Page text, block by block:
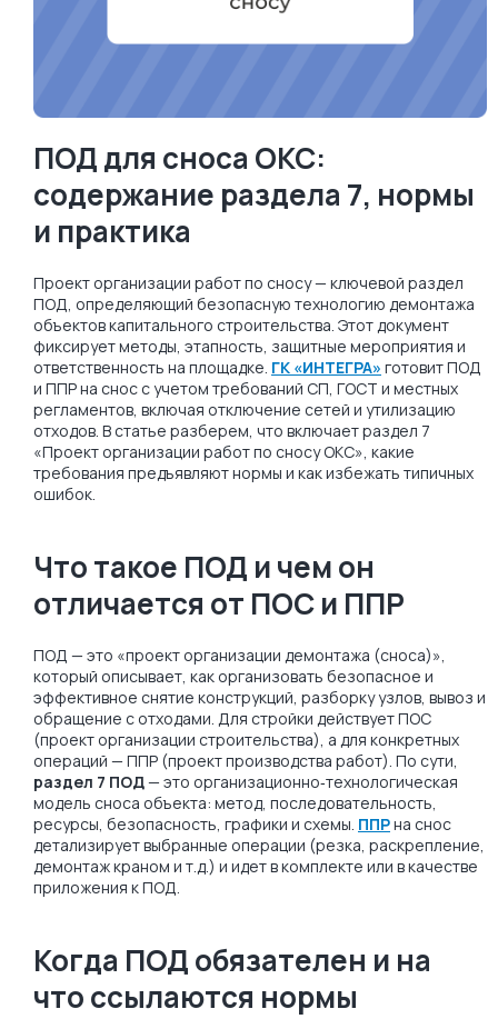
ПОД для сноса ОКС:
содержание раздела 7, нормы
и практика
Проект организации работ по сносу — ключевой раздел
ПОД, определяющий безопасную технологию демонтажа
объектов капитального строительства. Этот документ
фиксирует методы, этапность, защитные мероприятия и
ответственность на площадке. ГК «ИНТЕГРА» готовит ПОД
и ППР на снос с учетом требований СП, ГОСТ и местных
регламентов, включая отключение сетей и утилизацию
отходов. В статье разберем, что включает раздел 7
«Проект организации работ по сносу ОКС», какие
требования предъявляют нормы и как избежать типичных
ошибок.
Что такое ПОД и чем он
отличается от ПОС и ППР
ПОД — это «проект организации демонтажа (сноса)»,
который описывает, как организовать безопасное и
эффективное снятие конструкций, разборку узлов, вывоз и
обращение с отходами. Для стройки действует ПОС
(проект организации строительства), а для конкретных
операций — ППР (проект производства работ). По сути,
раздел 7 ПОД— это организационно‑технологическая
модель сноса объекта: метод, последовательность,
ресурсы, безопасность, графики и схемы. ППРна снос
детализирует выбранные операции (резка, раскрепление,
демонтаж краном и т.д.) и идет в комплекте или в качестве
приложения к ПОД.
Когда ПОД обязателен и на
что ссылаются нормы